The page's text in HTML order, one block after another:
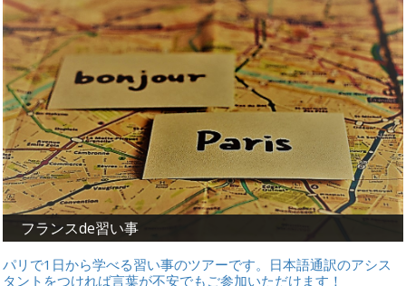
フランスde習い事
パリで1日から学べる習い事のツアーです。日本語通訳のアシス
タントをつければ言葉が不安でもご参加いただけます！